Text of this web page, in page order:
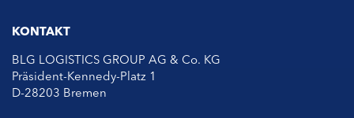
KONTAKT
BLG LOGISTICS GROUP AG & Co. KG
Präsident-Kennedy-Platz 1
D-28203 Bremen